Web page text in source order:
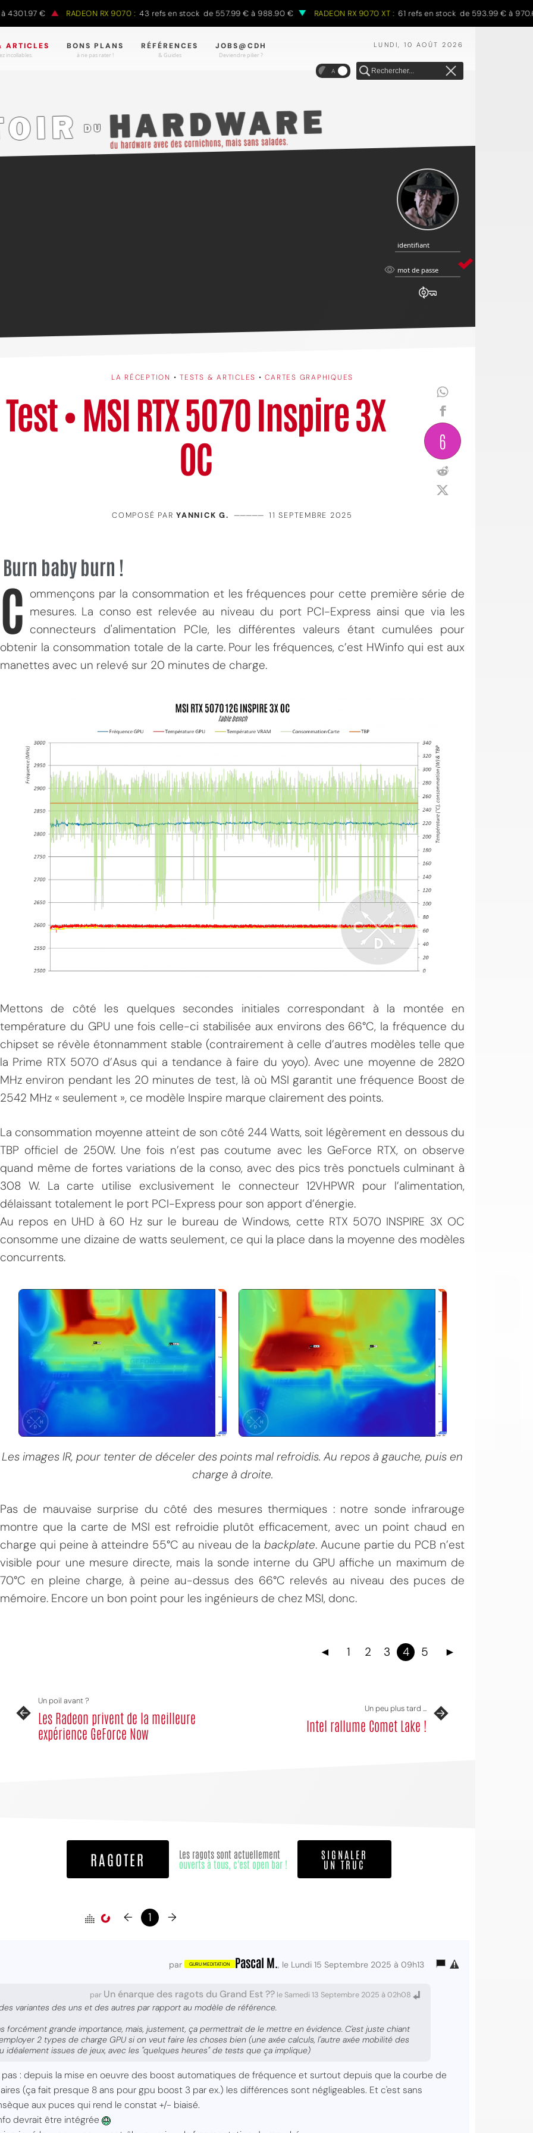
€ RADEON RX 9070 : 43 refs en stock de 557.99 € à 988.90 € RADEON RX 9070 XT : 61 refs en stock de 593.99 € à 970.68
LUNDI, 10 AOÛT 2026
ARTICLES
incollables.
BONS PLANS
à ne pas rater !
RÉFÉRENCES
& Guides
JOBS@CDH
Deviendre pilier ?
A
identifiant
identifiant
mot
mot de passe
LA RÉCEPTION •TESTS & ARTICLES •CARTES GRAPHIQUES
Test • MSI RTX 5070 Inspire 3X
OC
6
COMPOSÉ PARYANNICK G. ————— 11 SEPTEMBRE 2025
Burn baby burn !
C ommençons par la consommation et les fréquences pour cette première série de
mesures. La conso est relevée au niveau du port PCI-Express ainsi que via les
connecteurs d'alimentation PCIe, les différentes valeurs étant cumulées pour
obtenir la consommation totale de la carte. Pour les fréquences, c’est HWinfo qui est aux
manettes avec un relevé sur 20 minutes de charge.
Mettons de côté les quelques secondes initiales correspondant à la montée en
température du GPU une fois celle-ci stabilisée aux environs des 66°C, la fréquence du
chipset se révèle étonnamment stable (contrairement à celle d’autres modèles telle que
la Prime RTX 5070 d’Asus qui a tendance à faire du yoyo). Avec une moyenne de 2820
MHz environ pendant les 20 minutes de test, là où MSI garantit une fréquence Boost de
2542 MHz « seulement », ce modèle Inspire marque clairement des points.
La consommation moyenne atteint de son côté 244 Watts, soit légèrement en dessous du
TBP officiel de 250W. Une fois n’est pas coutume avec les GeForce RTX, on observe
quand même de fortes variations de la conso, avec des pics très ponctuels culminant à
308 W. La carte utilise exclusivement le connecteur 12VHPWR pour l’alimentation,
délaissant totalement le port PCI-Express pour son apport d’énergie.
Au repos en UHD à 60 Hz sur le bureau de Windows, cette RTX 5070 INSPIRE 3X OC
consomme une dizaine de watts seulement, ce qui la place dans la moyenne des modèles
concurrents.
Les images IR, pour tenter de déceler des points mal refroidis. Au repos à gauche, puis en
charge à droite.
Pas de mauvaise surprise du côté des mesures thermiques : notre sonde infrarouge
montre que la carte de MSI est refroidie plutôt efficacement, avec un point chaud en
charge qui peine à atteindre 55°C au niveau de la backplate. Aucune partie du PCB n’est
visible pour une mesure directe, mais la sonde interne du GPU affiche un maximum de
70°C en pleine charge, à peine au-dessus des 66°C relevés au niveau des puces de
mémoire. Encore un bon point pour les ingénieurs de chez MSI, donc.
◄ 1 2 3 4 5 ►
Un poil avant ?
Les Radeon privent de la meilleure
expérience GeForce Now
Un peu plus tard ...
Intel rallume Comet Lake !
RAGOTER
Les ragots sont actuellement
ouverts à tous, c'est open bar !
SIGNALER
UN TRUC
← 1 →
par Pascal M. , le Lundi 15 Septembre 2025 à 09h13
par Un énarque des ragots du Grand Est ?? le Samedi 13 Septembre 2025 à 02h08
variantes des uns et des autres par rapport au modèle de référence.
forcément grande importance, mais, justement, ça permettrait de le mettre en évidence. C'est juste chiant
2 types de charge GPU si on veut faire les choses bien (une axée calculs, l'autre axée mobilité des
idéalement issues de jeux, avec les "quelques heures" de tests que ça implique)
: depuis la mise en oeuvre des boost automatiques de fréquence et surtout depuis que la courbe de
(ça fait presque 8 ans pour gpu boost 3 par ex.) les différences sont négligeables. Et c'est sans
aux puces qui rend le constat +/- biaisé.
devrait être intégrée